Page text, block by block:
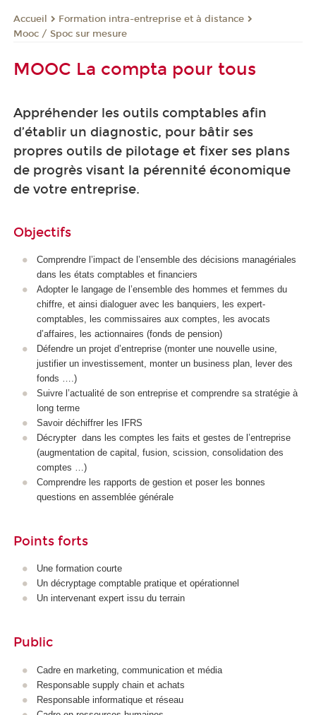
Accueil
Formation intra-entreprise et à distance
Mooc / Spoc sur mesure
MOOC La compta pour tous
Appréhender les outils comptables afin
d’établir un diagnostic, pour bâtir ses
propres outils de pilotage et fixer ses plans
de progrès visant la pérennité économique
de votre entreprise.
Objectifs
Comprendre l’impact de l’ensemble des décisions managériales
dans les états comptables et financiers
Adopter le langage de l’ensemble des hommes et femmes du
chiffre, et ainsi dialoguer avec les banquiers, les expert-
comptables, les commissaires aux comptes, les avocats
d’affaires, les actionnaires (fonds de pension)
Défendre un projet d’entreprise (monter une nouvelle usine,
justifier un investissement, monter un business plan, lever des
fonds ….)
Suivre l’actualité de son entreprise et comprendre sa stratégie à
long terme
Savoir déchiffrer les IFRS
Décrypter dans les comptes les faits et gestes de l’entreprise
(augmentation de capital, fusion, scission, consolidation des
comptes …)
Comprendre les rapports de gestion et poser les bonnes
questions en assemblée générale
Points forts
Une formation courte
Un décryptage comptable pratique et opérationnel
Un intervenant expert issu du terrain
Public
Cadre en marketing, communication et média
Responsable supply chain et achats
Responsable informatique et réseau